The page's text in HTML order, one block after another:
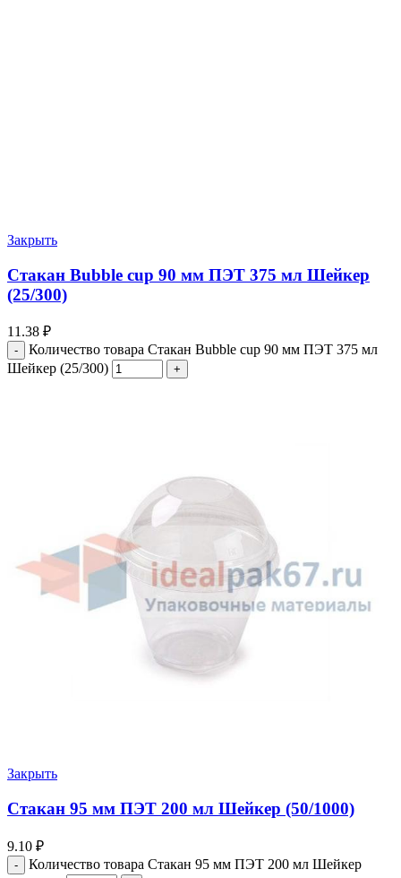
Закрыть
Стакан Bubble cup 90 мм ПЭТ 375 мл Шейкер
(25/300)
11.38 ₽
Количество товара Стакан Bubble cup 90 мм ПЭТ 375 мл
Шейкер (25/300)
Закрыть
Стакан 95 мм ПЭТ 200 мл Шейкер (50/1000)
9.10 ₽
Количество товара Стакан 95 мм ПЭТ 200 мл Шейкер